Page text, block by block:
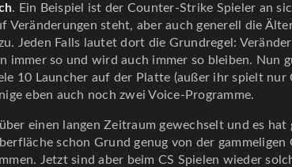
. Ein Beispiel ist der Counter-Strike Spieler an
Veränderungen steht, aber auch generell die
Jeden Falls lautet dort die Grundregel:
immer so und wird auch immer so bleiben. Nun
10 Launcher auf der Platte (außer ihr spielt nur
eben auch noch zwei Voice-Programme.
einen langen Zeitraum gewechselt und es hat
schon Grund genug von der gammeligen
Jetzt sind aber beim CS Spielen wieder